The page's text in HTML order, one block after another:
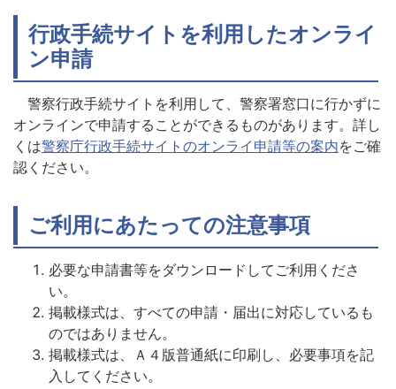
行政手続サイトを利用したオンライ
ン申請
警察行政手続サイトを利用して、警察署窓口に行かずに
オンラインで申請することができるものがあります。詳し
くは警察庁行政手続サイトのオンライ申請等の案内をご確
認ください。
ご利用にあたっての注意事項
必要な申請書等をダウンロードしてご利用くださ
い。
掲載様式は、すべての申請・届出に対応しているも
のではありません。
掲載様式は、Ａ４版普通紙に印刷し、必要事項を記
入してください。